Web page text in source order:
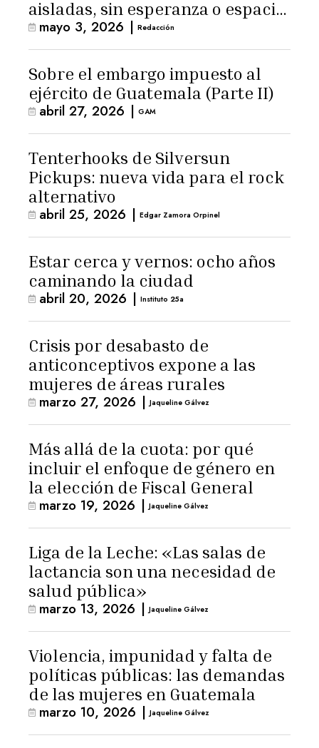
aisladas, sin esperanza o espacio
para la ternura»
mayo 3, 2026 | Redacción
Sobre el embargo impuesto al
ejército de Guatemala (Parte II)
abril 27, 2026 | GAM
Tenterhooks de Silversun
Pickups: nueva vida para el rock
alternativo
abril 25, 2026 | Edgar Zamora Orpinel
Estar cerca y vernos: ocho años
caminando la ciudad
abril 20, 2026 | Instituto 25a
Crisis por desabasto de
anticonceptivos expone a las
mujeres de áreas rurales
marzo 27, 2026 | Jaqueline Gálvez
Más allá de la cuota: por qué
incluir el enfoque de género en
la elección de Fiscal General
marzo 19, 2026 | Jaqueline Gálvez
Liga de la Leche: «Las salas de
lactancia son una necesidad de
salud pública»
marzo 13, 2026 | Jaqueline Gálvez
Violencia, impunidad y falta de
políticas públicas: las demandas
de las mujeres en Guatemala
marzo 10, 2026 | Jaqueline Gálvez